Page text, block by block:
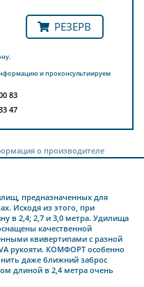
РЕЗЕРВ
и проконсультиируем
83
47
о производителе
предназначенных для
Исходя из этого, при
в 2,4; 2,7 и 3,0 метра. Удилища
качественной
квивертипами с разной
рукояти. КОМФОРТ особенно
даже ближний заброс
длиной в 2,4 метра очень